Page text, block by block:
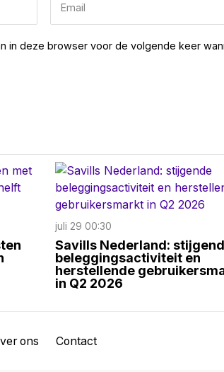
in deze browser voor de volgende keer
juli 29 00:30
Savills Nederland:
beleggingsactiviteit en
herstellende
in Q2 2026
ons Contact